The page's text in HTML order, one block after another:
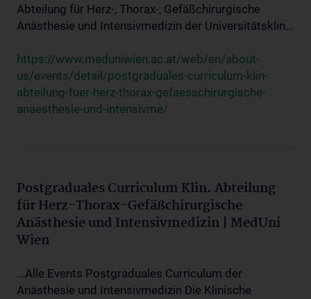
Abteilung für Herz-, Thorax-, Gefäßchirurgische
Anästhesie und Intensivmedizin der Universitätsklin...
https://www.meduniwien.ac.at/web/en/about-
us/events/detail/postgraduales-curriculum-klin-
abteilung-fuer-herz-thorax-gefaesschirurgische-
anaesthesie-und-intensivme/
Postgraduales Curriculum Klin. Abteilung
für Herz-Thorax-Gefäßchirurgische
Anästhesie und Intensivmedizin | MedUni
Wien
...Alle Events Postgraduales Curriculum der
Anästhesie und Intensivmedizin Die Klinische